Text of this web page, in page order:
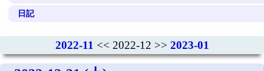
日記
2022-11 << 2022-12 >> 2023-01